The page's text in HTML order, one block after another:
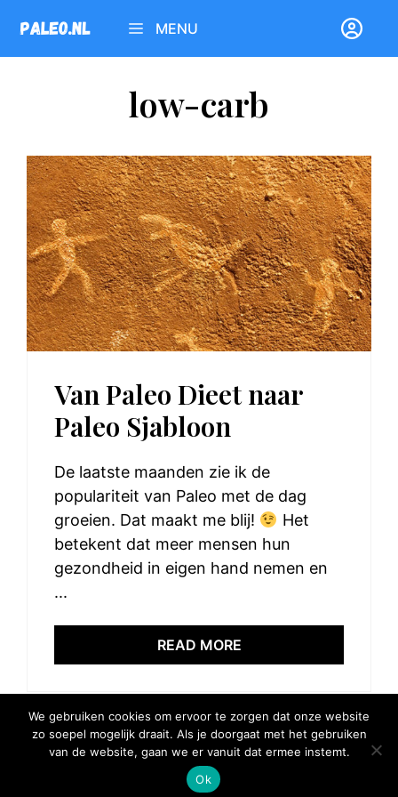
naar
de
MENU
low-carb
Van Paleo Dieet naar
Paleo Sjabloon
De laatste maanden zie ik de
populariteit van Paleo met de dag
groeien. Dat maakt me blij!
Het
betekent dat meer mensen hun
gezondheid in eigen hand nemen en
...
READ MORE
© 2025 Elke Hap Telt
We gebruiken cookies om ervoor te zorgen dat onze website
zo soepel mogelijk draait. Als je doorgaat met het gebruiken
van de website, gaan we er vanuit dat ermee instemt.
Ok